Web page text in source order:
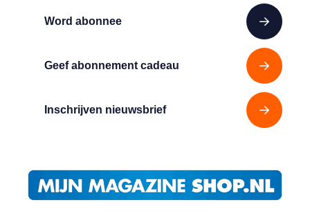
Word abonnee
Geef abonnement cadeau
Inschrijven nieuwsbrief